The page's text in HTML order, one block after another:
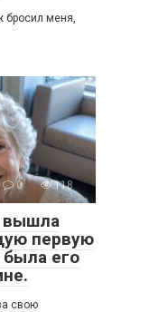
бросил меня,
0 118
вышла
первую
его
свою